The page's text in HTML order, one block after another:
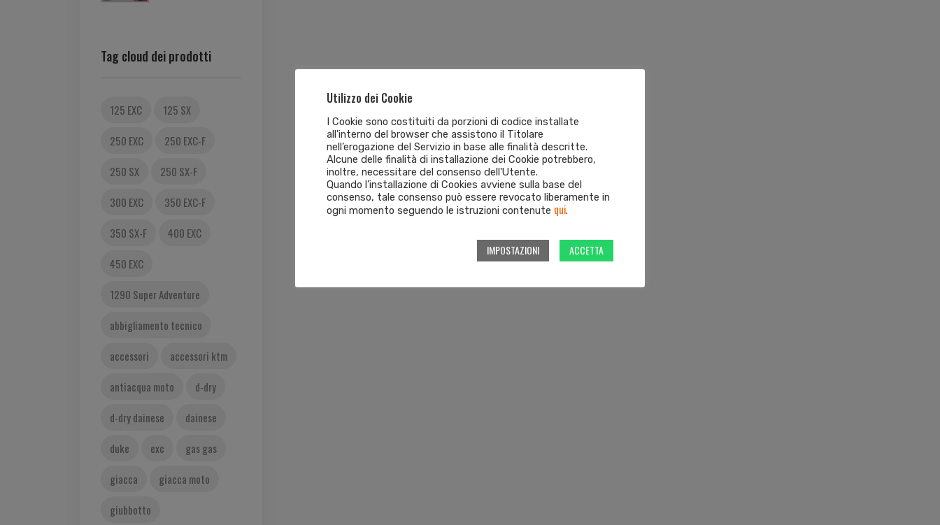
Tag cloud dei prodotti
125 EXC
125 SX
250 EXC
250 EXC-F
250 SX
250 SX-F
300 EXC
350 EXC-F
350 SX-F
400 EXC
450 EXC
1290 Super Adventure
abbigliamento tecnico
accessori
accessori ktm
antiacqua moto
d-dry
d-dry dainese
dainese
duke
exc
gas gas
giacca
giacca moto
giubbotto
Utilizzo dei Cookie
I Cookie sono costituiti da porzioni di codice installate
all'interno del browser che assistono il Titolare
nell’erogazione del Servizio in base alle finalità descritte.
Alcune delle finalità di installazione dei Cookie potrebbero,
inoltre, necessitare del consenso dell'Utente.
Quando l’installazione di Cookies avviene sulla base del
consenso, tale consenso può essere revocato liberamente in
ogni momento seguendo le istruzioni contenute qui.
IMPOSTAZIONI ACCETTA